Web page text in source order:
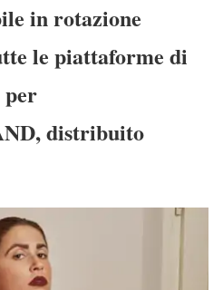
in rotazione
le piattaforme di
, distribuito